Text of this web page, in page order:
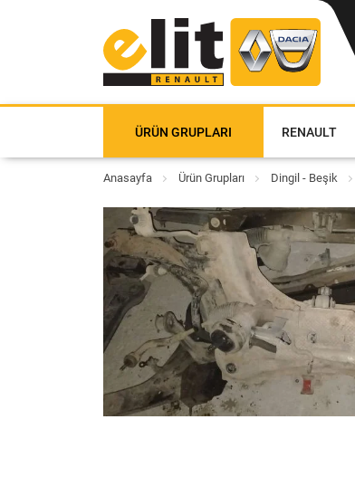
ÜRÜN GRUPLARI RENAULT
Anasayfa Ürün Grupları Dingil - Beşik